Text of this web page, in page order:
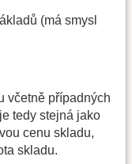
(má smysl
včetně případných
tedy stejná jako
cenu skladu,
skladu.